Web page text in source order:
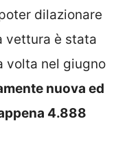
dilazionare
vettura è stata
volta nel giugno
nuova ed
4.888